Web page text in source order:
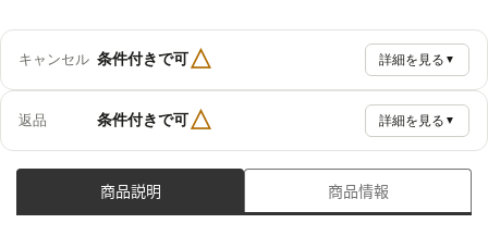
キャンセル 条件付きで可△ 詳細を見る ▼
返品 条件付きで可△ 詳細を見る ▼
商品説明 商品情報